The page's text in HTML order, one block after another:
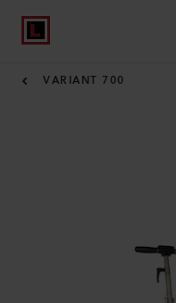
VARIANT 700